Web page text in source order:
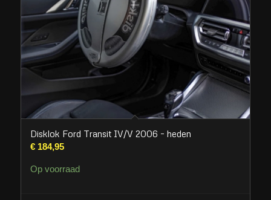
Disklok Ford Transit IV/V 2006 – heden
€184,95
Op voorraad